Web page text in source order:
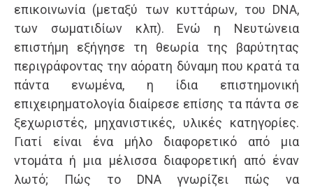
επικοινωνία (μεταξύ των κυττάρων, του DNA,
των σωματιδίων κλπ). Ενώ η Νευτώνεια
επιστήμη εξήγησε τη θεωρία της βαρύτητας
περιγράφοντας την αόρατη δύναμη που κρατά τα
πάντα ενωμένα, η ίδια επιστημονική
επιχειρηματολογία διαίρεσε επίσης τα πάντα σε
ξεχωριστές, μηχανιστικές, υλικές κατηγορίες.
Γιατί είναι ένα μήλο διαφορετικό από μια
ντομάτα ή μια μέλισσα διαφορετική από έναν
λωτό; Πώς το DNA γνωρίζει πώς να